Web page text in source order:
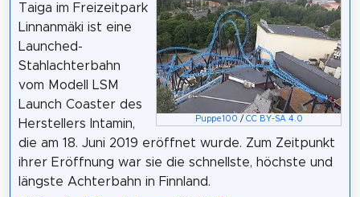
Puppe100 / CC BY-SA 4.0
Taiga im Freizeitpark
Linnanmäki ist eine
Launched-
Stahlachterbahn
vom Modell LSM
Launch Coaster des
Herstellers Intamin,
die am 18. Juni 2019 eröffnet wurde. Zum Zeitpunkt
ihrer Eröffnung war sie die schnellste, höchste und
längste Achterbahn in Finnland.